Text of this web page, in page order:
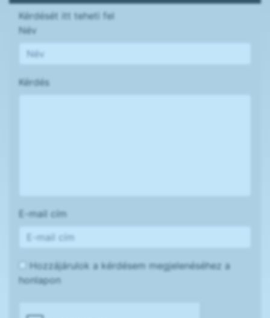
Kérdését itt teheti fel
Név
Kérdés
E-mail cím
Hozzájárulok a kérdésem megjelenéséhez a
honlapon